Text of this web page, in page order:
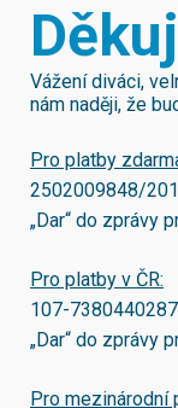
Vážení diváci,
nám naději, že
Pro platby
2502009848/
„Dar“ do zprávy
Pro platby v ČR:
107-
„Dar“ do zprávy
Pro mezinárodní